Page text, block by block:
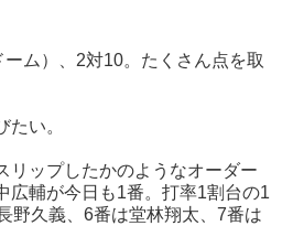
ム）、2対10。たくさん点を取
い。
リップしたかのようなオーダー
広輔が今日も1番。打率1割台の1
野久義、6番は堂林翔太、7番は